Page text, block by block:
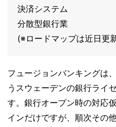
決済システム
分散型銀行業
(※ロードマップは近日更
フュージョンバンキングは
うスウェーデンの銀行ライ
す。銀行オープン時の対応
インだけですが、順次その